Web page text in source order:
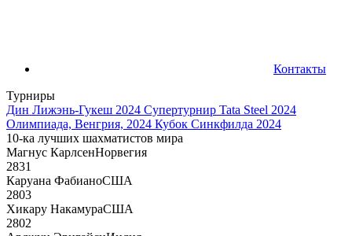
Контакты
Турниры
Дин Лижэнь-Гукеш 2024 Супертурнир Tata Steel 2024
Олимпиада, Венгрия, 2024 Кубок Синкфилда 2024
10-ка лучших шахматистов мира
Магнус КарлсенНорвегия
2831
Каруана ФабианоСША
2803
Хикару НакамураСША
2802